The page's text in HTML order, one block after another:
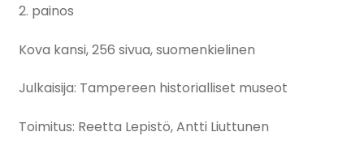
2. painos
Kova kansi, 256 sivua, suomenkielinen
Julkaisija: Tampereen historialliset museot
Toimitus: Reetta Lepistö, Antti Liuttunen